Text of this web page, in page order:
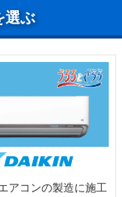
選ぶ
アコンの製造に施工